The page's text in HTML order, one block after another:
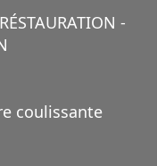
-
coulissante